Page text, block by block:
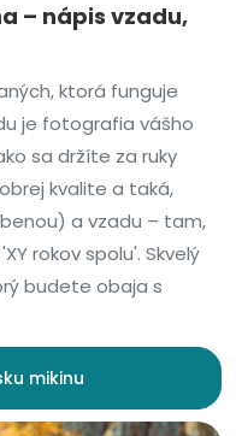
– nápis vzadu,
ktorá funguje
je fotografia vášho
sa držíte za ruky
kvalite a taká,
a vzadu – tam,
rokov spolu'. Skvelý
budete obaja s
mikinu